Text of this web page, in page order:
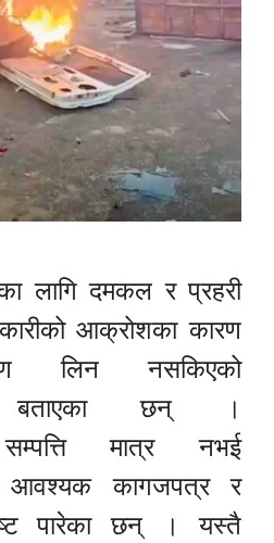
लागि दमकल र प्रहरी
आक्रोशका कारण
लिन नसकिएको
बताएका छन् ।
मात्र नभई
आवश्यक कागजपत्र र
पारेका छन् । यस्तै